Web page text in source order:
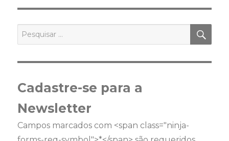
por:
Cadastre-se para a
Newsletter
Campos marcados com <span class="ninja-